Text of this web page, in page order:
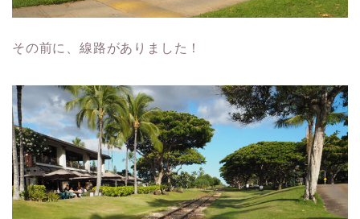
その前に、線路がありました！